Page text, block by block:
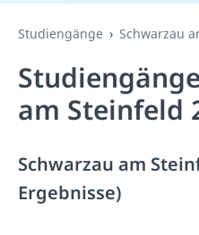
Studiengänge Schwarzau
am Steinfeld
Schwarzau am
Ergebnisse)